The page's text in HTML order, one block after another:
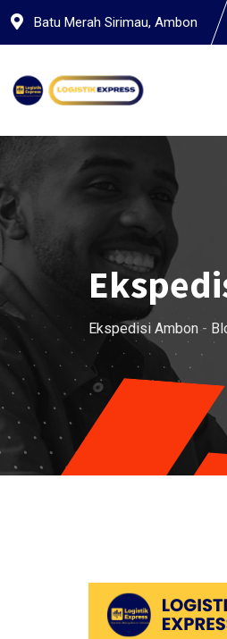
Skip
Batu Merah Sirimau, Ambon
Ekspedisi Ambon -